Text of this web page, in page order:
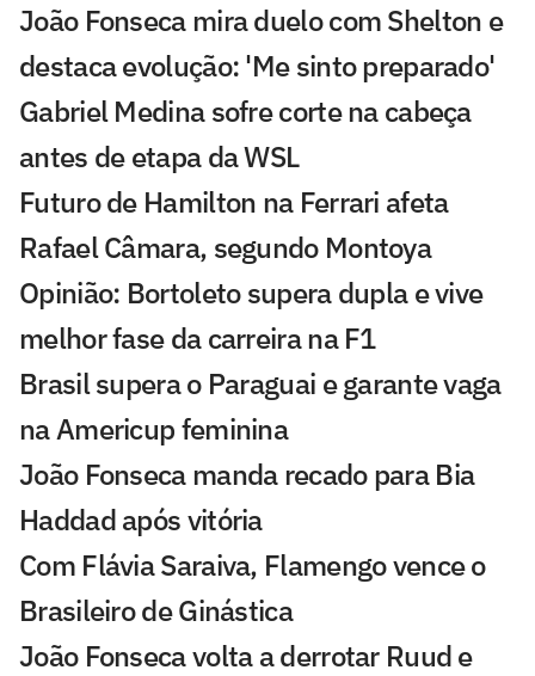
João Fonseca mira duelo com Shelton e
destaca evolução: 'Me sinto preparado'
Gabriel Medina sofre corte na cabeça
antes de etapa da WSL
Futuro de Hamilton na Ferrari afeta
Rafael Câmara, segundo Montoya
Opinião: Bortoleto supera dupla e vive
melhor fase da carreira na F1
Brasil supera o Paraguai e garante vaga
na Americup feminina
João Fonseca manda recado para Bia
Haddad após vitória
Com Flávia Saraiva, Flamengo vence o
Brasileiro de Ginástica
João Fonseca volta a derrotar Ruud e